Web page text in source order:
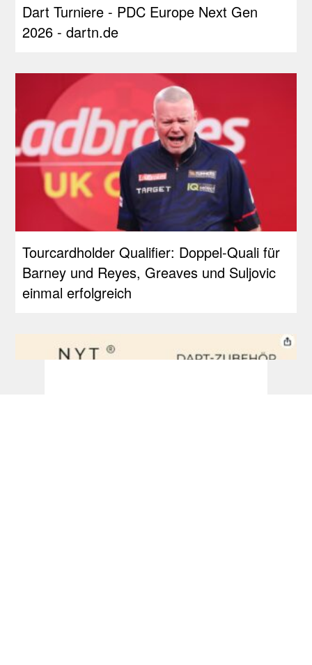
Dart Turniere - PDC Europe Next Gen
2026 - dartn.de
Tourcardholder Qualifier: Doppel-Quali für
Barney und Reyes, Greaves und Suljovic
einmal erfolgreich